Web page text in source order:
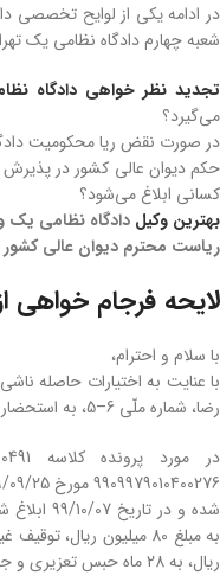
در ادامه یکی از لوایح تخصصی
شعبه چهارم دادگاه نظامی یک
تجدید نظر خواهی دادگاه
می‌گیرد؟
در صورت نقض ریا محکومیت
حکم دیوان عالی کشور در پذیرش
کسانی ابلاغ می‌شود؟
بهترین وکیل دادگاه نظامی یک
ریاست محترم دیوان عالی کشور
لایحه فرجام خواهی
با سلام و احترام،
با عنایت به اختیارات حاصله
رضا، شماره ملّی 6–5، به استحضار حضرتعالی می‌رساند.
شده و در
ریال، به 28 ماه حبس تعزیری و جزای نقدی محکوم گردیده است.